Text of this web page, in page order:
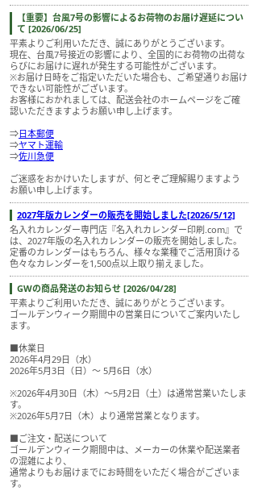
【重要】台風7号の影響によるお荷物のお届け遅延につい
て [2026/06/25]
平素よりご利用いただき、誠にありがとうございます。
現在、台風7号接近の影響により、全国的にお荷物の出荷な
らびにお届けに遅れが発生する可能性がございます。
※お届け日時をご指定いただいた場合も、ご希望通りお届け
できない可能性がございます。
お客様におかれましては、配送会社のホームページをご確
認いただきますようお願い申し上げます。
⇒日本郵便
⇒ヤマト運輸
⇒佐川急便
ご迷惑をおかけいたしますが、何とぞご理解賜りますよう
お願い申し上げます。
2027年版カレンダーの販売を開始しました[2026/5/12]
名入れカレンダー専門店『名入れカレンダー印刷.com』で
は、2027年版の名入れカレンダーの販売を開始しました。
定番のカレンダーはもちろん、様々な業種でご活用頂ける
色々なカレンダーを1,500点以上取り揃えました。
GWの商品発送のお知らせ [2026/04/28]
平素よりご利用いただき、誠にありがとうございます。
ゴールデンウィーク期間中の営業日についてご案内いたし
ます。
■休業日
2026年4月29日（水）
2026年5月3日（日）～ 5月6日（水）
※2026年4月30日（木）～5月2日（土）は通常営業いたしま
す。
※2026年5月7日（木）より通常営業となります。
■ご注文・配送について
ゴールデンウィーク期間中は、メーカーの休業や配送業者
の混雑により、
通常よりもお届けまでにお時間をいただく場合がございま
す。